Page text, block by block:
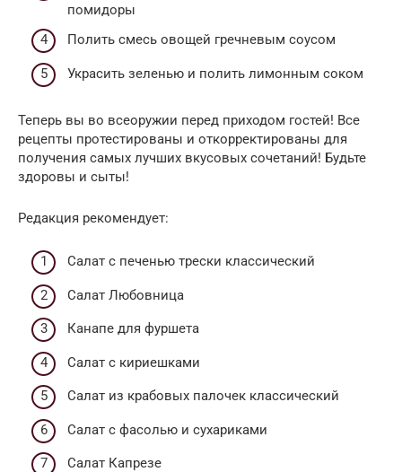
помидоры
Полить смесь овощей гречневым соусом
Украсить зеленью и полить лимонным соком
Теперь вы во всеоружии перед приходом гостей! Все
рецепты протестированы и откорректированы для
получения самых лучших вкусовых сочетаний! Будьте
здоровы и сыты!
Редакция рекомендует:
Cалат с печенью трески классический
Салат Любовница
Канапе для фуршета
Салат с кириешками
Салат из крабовых палочек классический
Салат с фасолью и сухариками
Салат Капрезе